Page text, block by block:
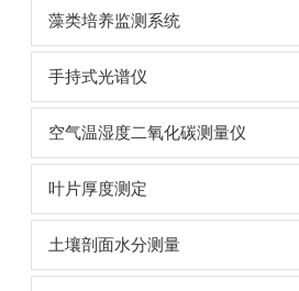
藻类培养监测系统
手持式光谱仪
空气温湿度二氧化碳测量仪
叶片厚度测定
土壤剖面水分测量